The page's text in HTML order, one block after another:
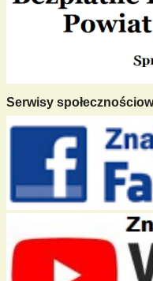
Serwisy